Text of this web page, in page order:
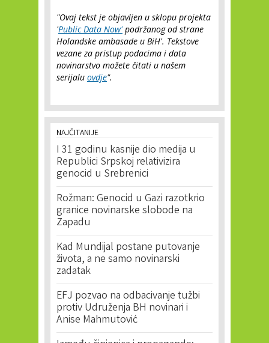
"Ovaj tekst je objavljen u sklopu projekta
'Public Data Now'podržanog od strane
Holandske ambasade u BiH'. Tekstove
vezane za pristup podacima i data
novinarstvo možete čitati u našem
serijalu ovdje".
NAJČITANIJE
I 31 godinu kasnije dio medija u
Republici Srpskoj relativizira
genocid u Srebrenici
Rožman: Genocid u Gazi razotkrio
granice novinarske slobode na
Zapadu
Kad Mundijal postane putovanje
života, a ne samo novinarski
zadatak
EFJ pozvao na odbacivanje tužbi
protiv Udruženja BH novinari i
Anise Mahmutović